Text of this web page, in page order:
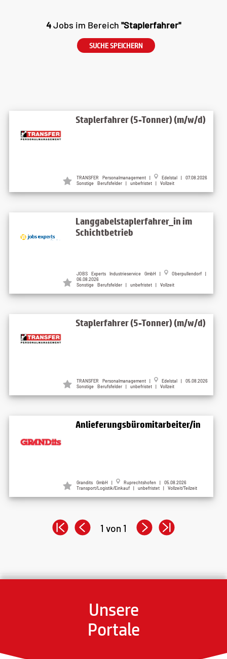
4Jobs im Bereich "Staplerfahrer"
SUCHE SPEICHERN
Staplerfahrer (5-Tonner) (m/w/d)
TRANSFER Personalmanagement |
Edelstal | 07.08.2026
Sonstige Berufsfelder | unbefristet | Vollzeit
Langgabelstaplerfahrer_in im
Schichtbetrieb
JOBS Experts Industrieservice GmbH |
Oberpullendorf |
06.08.2026
Sonstige Berufsfelder | unbefristet | Vollzeit
Staplerfahrer (5-Tonner) (m/w/d)
TRANSFER Personalmanagement |
Edelstal | 05.08.2026
Sonstige Berufsfelder | unbefristet | Vollzeit
Anlieferungsbüromitarbeiter/in
Grandits GmbH |
Ruprechtshofen | 05.08.2026
Transport/Logistik/Einkauf | unbefristet | Vollzeit/Teilzeit
1 von 1
Unsere
Portale